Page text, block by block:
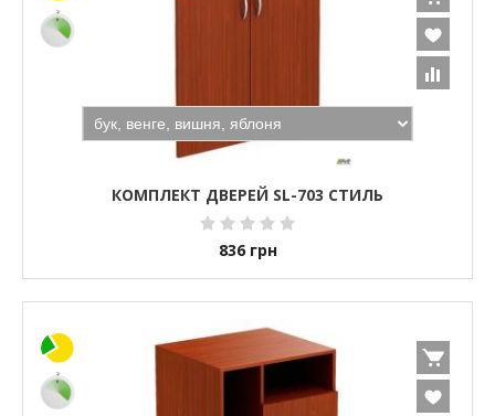
КОМПЛЕКТ ДВЕРЕЙ SL-703 СТИЛЬ
836 грн